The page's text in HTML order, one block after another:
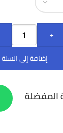
+
إضافة إلى السلة
المفضلة